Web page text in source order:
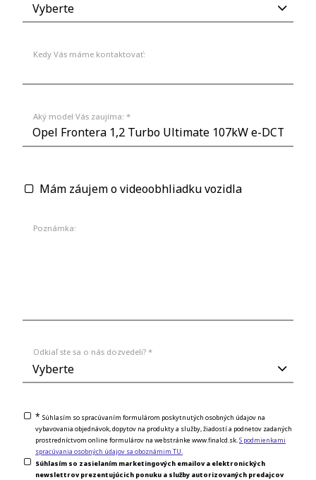
Kedy Vás máme kontaktovať:
Aký model Vás zaujíma: *
Mám záujem o videoobhliadku vozidla
Poznámka:
Odkiaľ ste sa o nás dozvedeli? *
* Súhlasím so spracúvaním formulárom poskytnutých osobných údajov na
vybavovania objednávok, dopytov na produkty a služby, žiadostí a podnetov zadaných
prostredníctvom online formulárov na webstránke www.finalcd.sk. S podmienkami
spracúvania osobných údajov sa oboznámim TU.
Súhlasím so zasielaním marketingových emailov a elektronických
newslettrov prezentujúcich ponuku a služby autorizovaných predajcov